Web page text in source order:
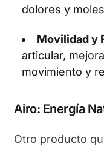
dolores y
Movilidad y
articular,
movimiento y
Airo: Energía
Otro producto